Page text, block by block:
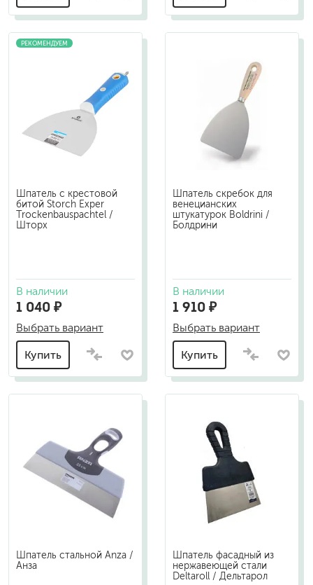
РЕКОМЕНДУЕМ
Шпатель с крестовой
битой Storch Exper
Trockenbauspachtel /
Шторх
В наличии
1 040 ₽
Выбрать вариант
Купить
Шпатель скребок для
венецианских
штукатурок Boldrini /
Болдрини
В наличии
1 910 ₽
Выбрать вариант
Купить
Шпатель стальной Anza /
Анза
Шпатель фасадный из
нержавеющей стали
Deltaroll / Дельтарол